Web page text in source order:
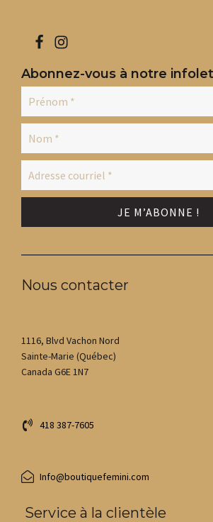
Abonnez-vous à notre
Nous contacter
1116, Blvd Vachon Nord
Sainte-Marie (Québec)
Canada G6E 1N7
418 387-7605
Info@boutiquefemini.com
Service à la clientèle